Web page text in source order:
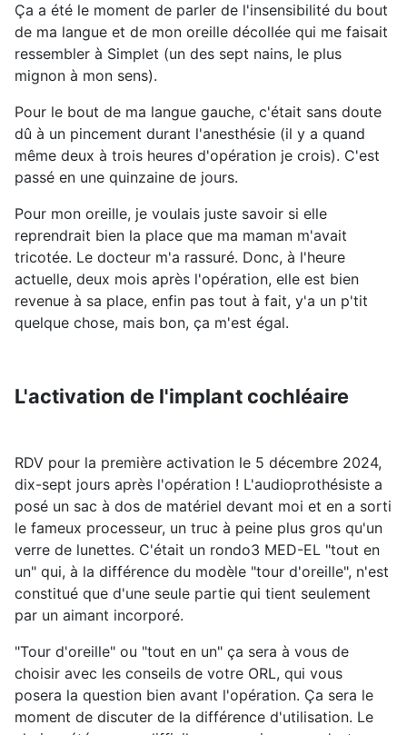
Ça a été le moment de parler de l'insensibilité du bout
de ma langue et de mon oreille décollée qui me faisait
ressembler à Simplet (un des sept nains, le plus
mignon à mon sens).
Pour le bout de ma langue gauche, c'était sans doute
dû à un pincement durant l'anesthésie (il y a quand
même deux à trois heures d'opération je crois). C'est
passé en une quinzaine de jours.
Pour mon oreille, je voulais juste savoir si elle
reprendrait bien la place que ma maman m'avait
tricotée. Le docteur m'a rassuré. Donc, à l'heure
actuelle, deux mois après l'opération, elle est bien
revenue à sa place, enfin pas tout à fait, y'a un p'tit
quelque chose, mais bon, ça m'est égal.
L'activation de l'implant cochléaire
RDV pour la première activation le 5 décembre 2024,
dix-sept jours après l'opération ! L'audioprothésiste a
posé un sac à dos de matériel devant moi et en a sorti
le fameux processeur, un truc à peine plus gros qu'un
verre de lunettes. C'était un rondo3 MED-EL "tout en
un" qui, à la différence du modèle "tour d'oreille", n'est
constitué que d'une seule partie qui tient seulement
par un aimant incorporé.
"Tour d'oreille" ou "tout en un" ça sera à vous de
choisir avec les conseils de votre ORL, qui vous
posera la question bien avant l'opération. Ça sera le
moment de discuter de la différence d'utilisation. Le